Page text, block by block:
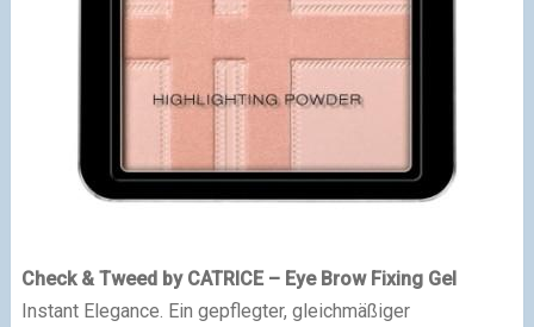
Check & Tweed by CATRICE – Eye Brow Fixing Gel
Instant Elegance. Ein gepflegter, gleichmäßiger